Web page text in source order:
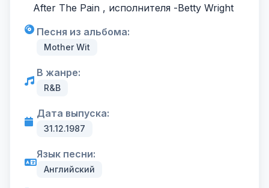
After The Pain , исполнителя -Betty Wright
Песня из альбома:
Mother Wit
В жанре:
R&B
Дата выпуска:
31.12.1987
Язык песни:
Английский